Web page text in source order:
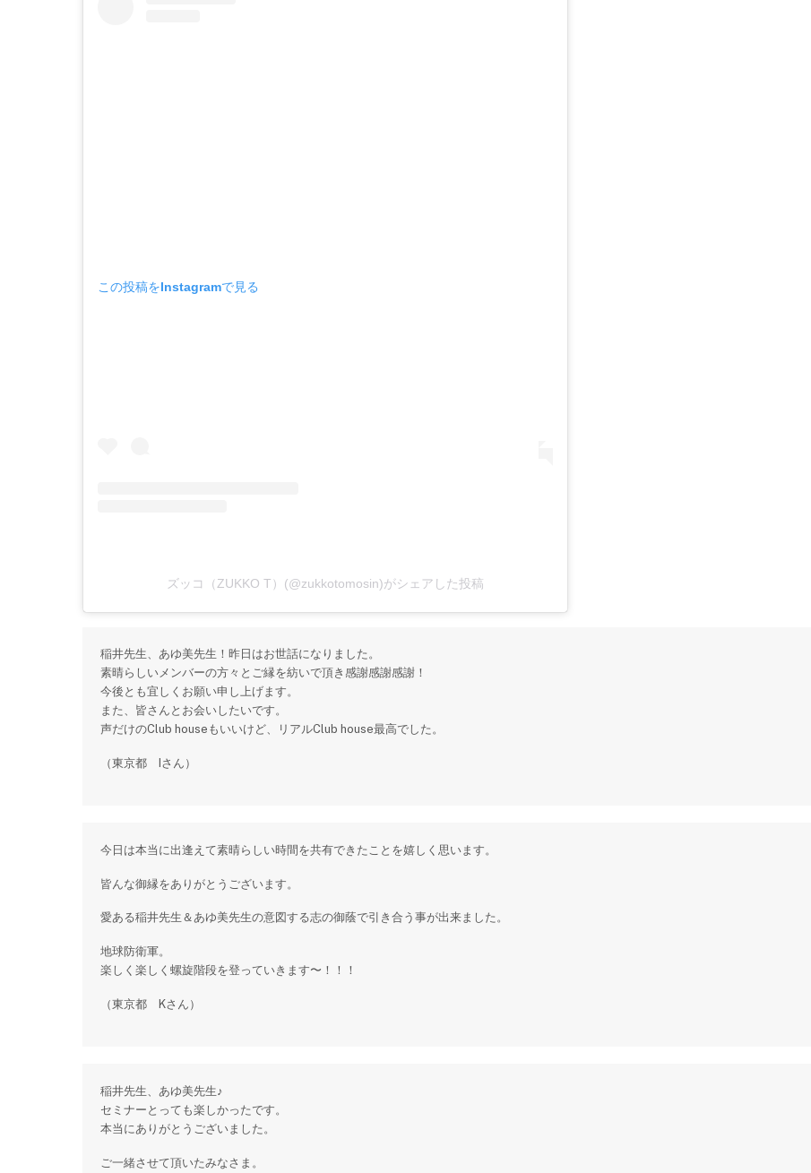
この投稿をInstagramで見る
ズッコ（ZUKKO T）(@zukkotomosin)がシェアした投稿
稲井先生、あゆ美先生！昨日はお世話になりました。
素晴らしいメンバーの方々とご縁を紡いで頂き感謝感謝感謝！
今後とも宜しくお願い申し上げます。
また、皆さんとお会いしたいです。
声だけのClub houseもいいけど、リアルClub house最高でした。
（東京都 Iさん）
今日は本当に出逢えて素晴らしい時間を共有できたことを嬉しく思います。
皆んな御縁をありがとうございます。
愛ある稲井先生＆あゆ美先生の意図する志の御蔭で引き合う事が出来ました。
地球防衛軍。
楽しく楽しく螺旋階段を登っていきます〜！！！
（東京都 Kさん）
稲井先生、あゆ美先生♪
セミナーとっても楽しかったです。
本当にありがとうございました。
ご一緒させて頂いたみなさま。